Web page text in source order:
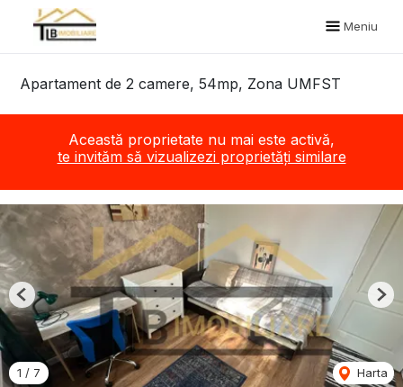
Meniu
Apartament de 2 camere, 54mp, Zona UMFST
Această proprietate nu mai este activă,
te invităm să vizualizezi proprietăți similare
1 / 7 Harta
Previous